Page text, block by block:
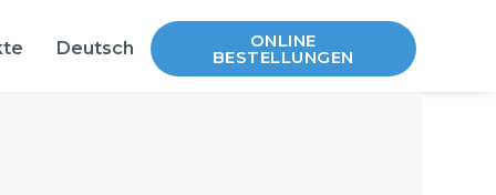
Deutsch ONLINE
BESTELLUNGEN